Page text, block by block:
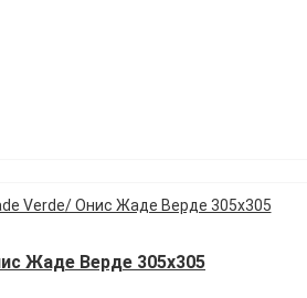
Жаде Верде 305х305